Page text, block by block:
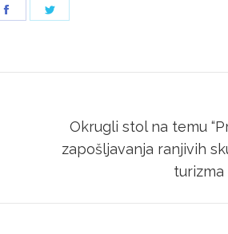
Share
Next
Okrugli stol na temu
zapošljavanja ranjivih
turizma